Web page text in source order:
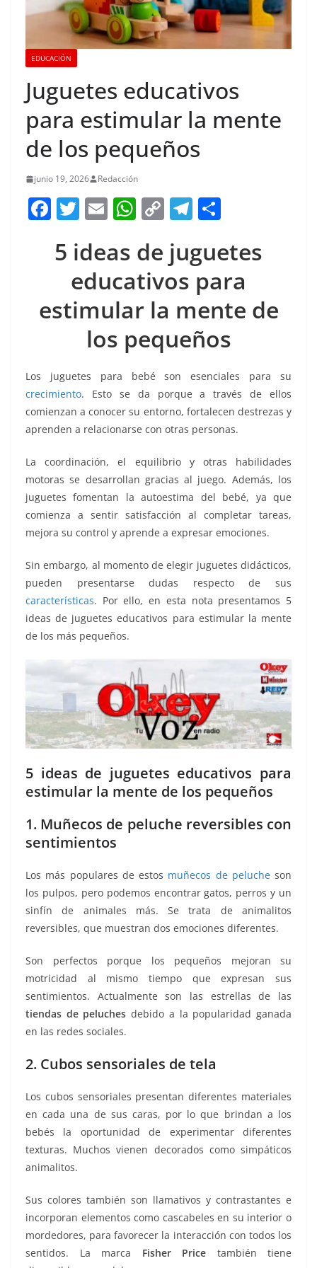
EDUCACIÓN
Juguetes educativos
para estimular la mente
de los pequeños
junio 19, 2026 Redacción
F
c
b
o
k
T
itt
er
E
ai
l
W
at
s
A
p
p
C
p
y
Li
n
k
T
e
gr
a
m
ar
e
5 ideas de juguetes
educativos para
estimular la mente de
los pequeños
Los juguetes para bebé son esenciales para su
crecimiento. Esto se da porque a través de ellos
comienzan a conocer su entorno, fortalecen destrezas y
aprenden a relacionarse con otras personas.
La coordinación, el equilibrio y otras habilidades
motoras se desarrollan gracias al juego. Además, los
juguetes fomentan la autoestima del bebé, ya que
comienza a sentir satisfacción al completar tareas,
mejora su control y aprende a expresar emociones.
Sin embargo, al momento de elegir juguetes didácticos,
pueden presentarse dudas respecto de sus
características. Por ello, en esta nota presentamos 5
ideas de juguetes educativos para estimular la mente
de los más pequeños.
5 ideas de juguetes educativos para
estimular la mente de los pequeños
1. Muñecos de peluche reversibles con
sentimientos
Los más populares de estos muñecos de pelucheson
los pulpos, pero podemos encontrar gatos, perros y un
sinfín de animales más. Se trata de animalitos
reversibles, que muestran dos emociones diferentes.
Son perfectos porque los pequeños mejoran su
motricidad al mismo tiempo que expresan sus
sentimientos. Actualmente son las estrellas de las
tiendas de peluches debido a la popularidad ganada
en las redes sociales.
2. Cubos sensoriales de tela
Los cubos sensoriales presentan diferentes materiales
en cada una de sus caras, por lo que brindan a los
bebés la oportunidad de experimentar diferentes
texturas. Muchos vienen decorados como simpáticos
animalitos.
Sus colores también son llamativos y contrastantes e
incorporan elementos como cascabeles en su interior o
mordedores, para favorecer la interacción con todos los
sentidos. La marca Fisher Price también tiene